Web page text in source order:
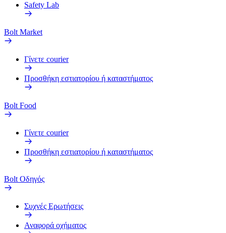
Safety Lab
Bolt Market
Γίνετε courier
Προσθήκη εστιατορίου ή καταστήματος
Bolt Food
Γίνετε courier
Προσθήκη εστιατορίου ή καταστήματος
Bolt Οδηγός
Συχνές Ερωτήσεις
Αναφορά οχήματος